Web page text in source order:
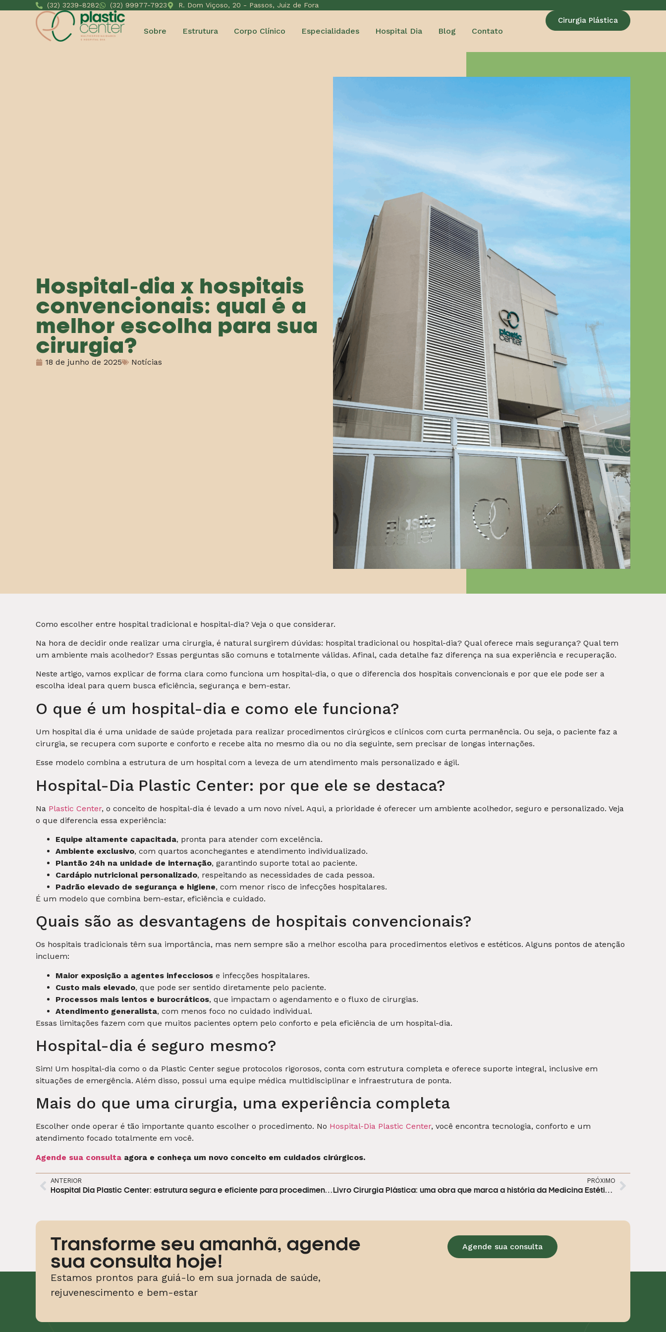
TEST51781 (32) 3239-8282 (32) 99977-7923 R. Dom Viçoso, 20 - Passos, Juiz de Fora
Sobre Estrutura Corpo Clínico Especialidades Hospital Dia Blog Contato
Cirurgia Plástica
Hospital-dia x hospitais
convencionais: qual é a
melhor escolha para sua
cirurgia?
18 de junho de 2025 Notícias
Como escolher entre hospital tradicional e hospital-dia? Veja o que considerar.
Na hora de decidir onde realizar uma cirurgia, é natural surgirem dúvidas: hospital tradicional ou hospital-dia? Qual oferece mais segurança? Qual tem
um ambiente mais acolhedor? Essas perguntas são comuns e totalmente válidas. Afinal, cada detalhe faz diferença na sua experiência e recuperação.
Neste artigo, vamos explicar de forma clara como funciona um hospital-dia, o que o diferencia dos hospitais convencionais e por que ele pode ser a
escolha ideal para quem busca eficiência, segurança e bem-estar.
O que é um hospital-dia e como ele funciona?
Um hospital dia é uma unidade de saúde projetada para realizar procedimentos cirúrgicos e clínicos com curta permanência. Ou seja, o paciente faz a
cirurgia, se recupera com suporte e conforto e recebe alta no mesmo dia ou no dia seguinte, sem precisar de longas internações.
Esse modelo combina a estrutura de um hospital com a leveza de um atendimento mais personalizado e ágil.
Hospital-Dia Plastic Center: por que ele se destaca?
Na Plastic Center, o conceito de hospital-dia é levado a um novo nível. Aqui, a prioridade é oferecer um ambiente acolhedor, seguro e personalizado. Veja
o que diferencia essa experiência:
Equipe altamente capacitada, pronta para atender com excelência.
Ambiente exclusivo, com quartos aconchegantes e atendimento individualizado.
Plantão 24h na unidade de internação, garantindo suporte total ao paciente.
Cardápio nutricional personalizado, respeitando as necessidades de cada pessoa.
Padrão elevado de segurança e higiene, com menor risco de infecções hospitalares.
É um modelo que combina bem-estar, eficiência e cuidado.
Quais são as desvantagens de hospitais convencionais?
Os hospitais tradicionais têm sua importância, mas nem sempre são a melhor escolha para procedimentos eletivos e estéticos. Alguns pontos de atenção
incluem:
Maior exposição a agentes infecciosos e infecções hospitalares.
Custo mais elevado, que pode ser sentido diretamente pelo paciente.
Processos mais lentos e burocráticos, que impactam o agendamento e o fluxo de cirurgias.
Atendimento generalista, com menos foco no cuidado individual.
Essas limitações fazem com que muitos pacientes optem pelo conforto e pela eficiência de um hospital-dia.
Hospital-dia é seguro mesmo?
Sim! Um hospital-dia como o da Plastic Center segue protocolos rigorosos, conta com estrutura completa e oferece suporte integral, inclusive em
situações de emergência. Além disso, possui uma equipe médica multidisciplinar e infraestrutura de ponta.
Mais do que uma cirurgia, uma experiência completa
Escolher onde operar é tão importante quanto escolher o procedimento. No Hospital-Dia Plastic Center, você encontra tecnologia, conforto e um
atendimento focado totalmente em você.
Agende sua consulta agora e conheça um novo conceito em cuidados cirúrgicos.
ANTERIOR
Hospital Dia Plastic Center: estrutura segura e eficiente para procedimentos cirúrgicos
PRÓXIMO
Livro Cirurgia Plástica: uma obra que marca a história da Medicina Estética no Brasil
Transforme seu amanhã, agende
sua consulta hoje!
Estamos prontos para guiá-lo em sua jornada de saúde,
rejuvenescimento e bem-estar
Agende sua consulta